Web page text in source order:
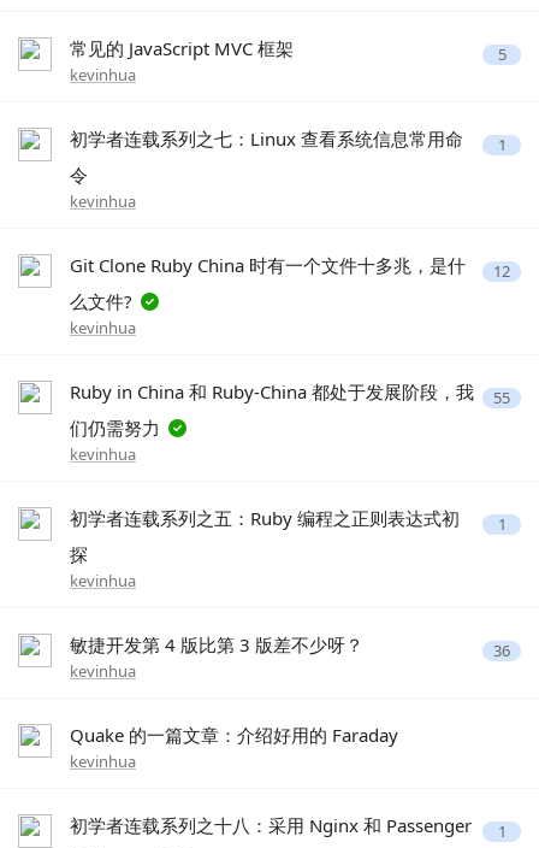
常见的 JavaScript MVC 框架
kevinhua
5
初学者连载系列之七：Linux 查看系统信息常用命
令
kevinhua
1
Git Clone Ruby China 时有一个文件十多兆，是什
么文件?
kevinhua
12
Ruby in China 和 Ruby-China 都处于发展阶段，我
们仍需努力
kevinhua
55
初学者连载系列之五：Ruby 编程之正则表达式初
探
kevinhua
1
敏捷开发第 4 版比第 3 版差不少呀？
kevinhua
36
Quake 的一篇文章：介绍好用的 Faraday
kevinhua
初学者连载系列之十八：采用 Nginx 和 Passenger
1